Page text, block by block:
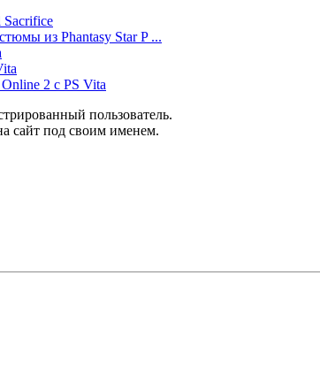
Sacrifice
из Phantasy Star P ...
2 с PS Vita
пользователь.
сайт под своим именем.